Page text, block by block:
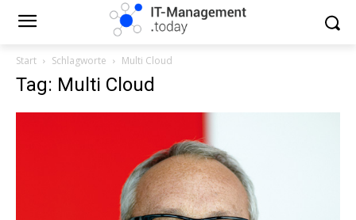
Start Schlagworte Multi Cloud
Tag: Multi Cloud